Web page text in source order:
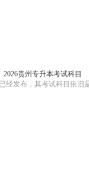
2026贵州专升本考试科目
经发布，其考试科目依